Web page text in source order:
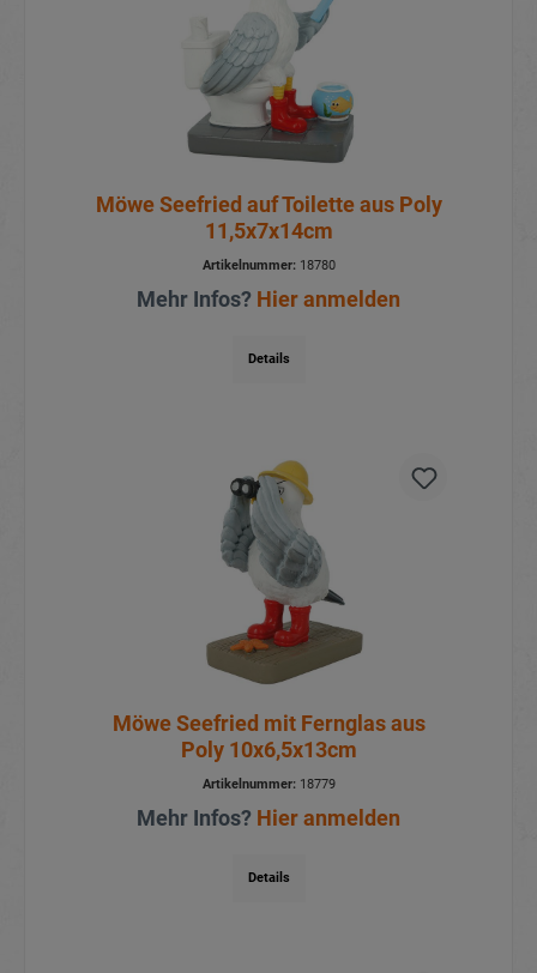
Möwe Seefried auf Toilette aus Poly
11,5x7x14cm
Artikelnummer:18780
Mehr Infos? Hier anmelden
Details
Möwe Seefried mit Fernglas aus
Poly 10x6,5x13cm
Artikelnummer:18779
Mehr Infos? Hier anmelden
Details